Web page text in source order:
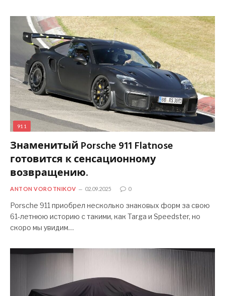
911
Знаменитый Porsche 911 Flatnose
готовится к сенсационному
возвращению.
ANTON VOROTNIKOV 02.09.2025 0
Porsche 911 приобрел несколько знаковых форм за свою
61-летнюю историю с такими, как Targa и Speedster, но
скоро мы увидим…